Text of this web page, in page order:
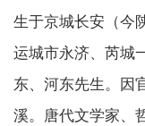
生于京城长安（今
运城市永济、芮城
东、河东先生。因
溪。唐代文学家、